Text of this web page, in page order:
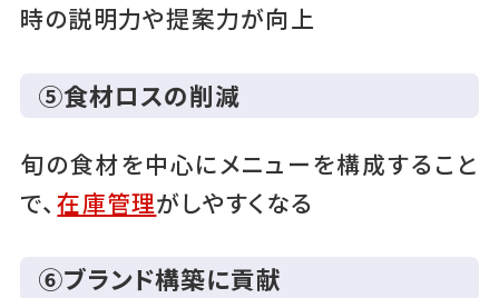
時の説明力や提案力が向上
⑤食材ロスの削減
旬の食材を中心にメニューを構成すること
で、在庫管理がしやすくなる
⑥ブランド構築に貢献